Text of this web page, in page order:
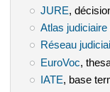
JURE (le lien
,
Atlas
Réseau
EuroVoc (le
,
IATE(le lien est
, base